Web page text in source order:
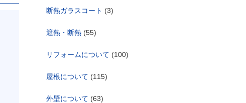
断熱ガラスコート (3)
遮熱・断熱 (55)
リフォームについて (100)
屋根について (115)
外壁について (63)